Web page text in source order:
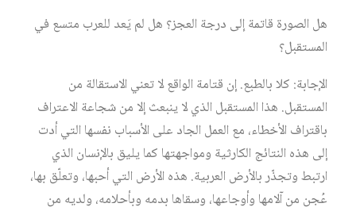
هل الصورة قاتمة إلى درجة العجز؟ هل لم يَعد للعرب متسع في
المستقبل؟
الإجابة: كلا بالطبع. إن قتامة الواقع لا تعني الاستقالة من
المستقبل. هذا المستقبل الذي لا ينبعث إلا من شجاعة الاعتراف
باقتراف الأخطاء، مع العمل الجاد على الأسباب نفسها التي أدت
إلى هذه النتائج الكارثية ومواجهتها كما يليق بالإنسان الذي
ارتبط وتجذّر بالأرض العربية. هذه الأرض التي أحبها، وتعلّق بها،
عُجن من آلامها وأوجاعها، وسقاها بدمه وبأحلامه، ولديه من